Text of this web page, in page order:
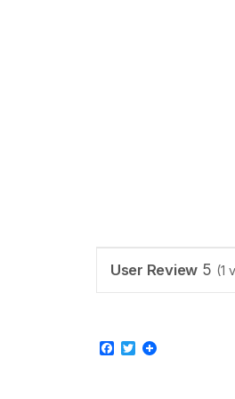
User Review 5 (1
Facebook
Twitter